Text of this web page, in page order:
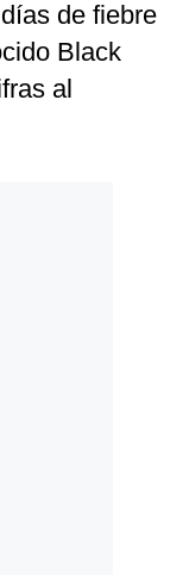
de fiebre
Black
al